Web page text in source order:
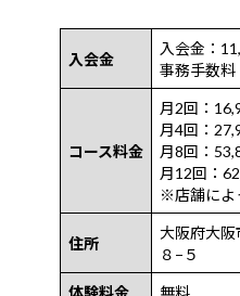
入会金
入会金：
事務手数料
コース料金
月2回：
月4回：
月8回：
月12回：
※店舗によ
住所
大阪府大阪
８−５
体験料金 無料